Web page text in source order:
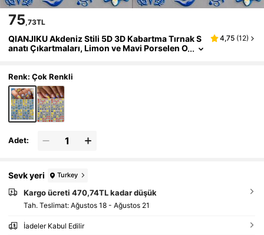
75,73TL
QIANJIKU Akdeniz Stili 5D 3D Kabartma Tırnak S
anatı Çıkartmaları, Limon ve Mavi Porselen O
4,75 (12)
Renk: Çok Renkli
Adet:
Sevk yeri Turkey
Kargo ücreti 470,74TL kadar düşük
Tah. Teslimat: Ağustos 18 - Ağustos 21
İadeler Kabul Edilir